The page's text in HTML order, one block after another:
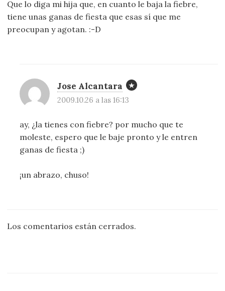
Que lo diga mi hija que, en cuanto le baja la fiebre,
tiene unas ganas de fiesta que esas sí que me
preocupan y agotan. :-D
Jose Alcantara
2009.10.26 a las 16:13
ay, ¿la tienes con fiebre? por mucho que te
moleste, espero que le baje pronto y le entren
ganas de fiesta ;)
¡un abrazo, chuso!
Los comentarios están cerrados.